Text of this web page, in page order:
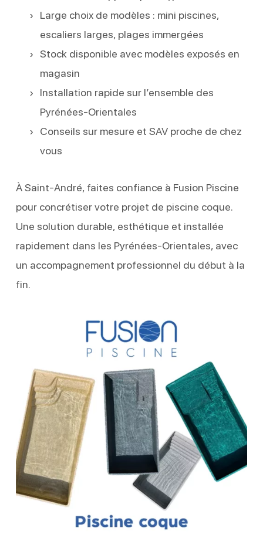
Large choix de modèles : mini piscines,
escaliers larges, plages immergées
Stock disponible avec modèles exposés en
magasin
Installation rapide sur l’ensemble des
Pyrénées-Orientales
Conseils sur mesure et SAV proche de chez
vous
À Saint-André, faites confiance à Fusion Piscine
pour concrétiser votre projet de piscine coque.
Une solution durable, esthétique et installée
rapidement dans les Pyrénées-Orientales, avec
un accompagnement professionnel du début à la
fin.